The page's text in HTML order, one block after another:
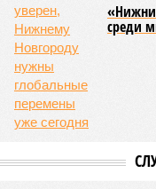
среди